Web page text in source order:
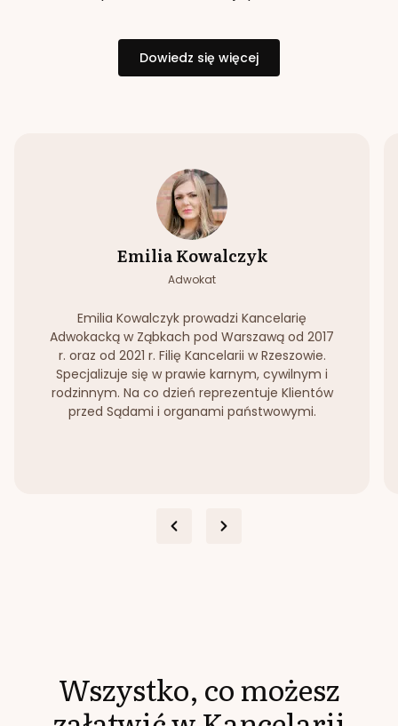
Dowiedz się więcej
Emilia Kowalczyk
Adwokat
Emilia Kowalczyk prowadzi Kancelarię
Adwokacką w Ząbkach pod Warszawą od 2017
r. oraz od 2021 r. Filię Kancelarii w Rzeszowie.
Specjalizuje się w prawie karnym, cywilnym i
rodzinnym. Na co dzień reprezentuje Klientów
przed Sądami i organami państwowymi.
Wszystko, co możesz